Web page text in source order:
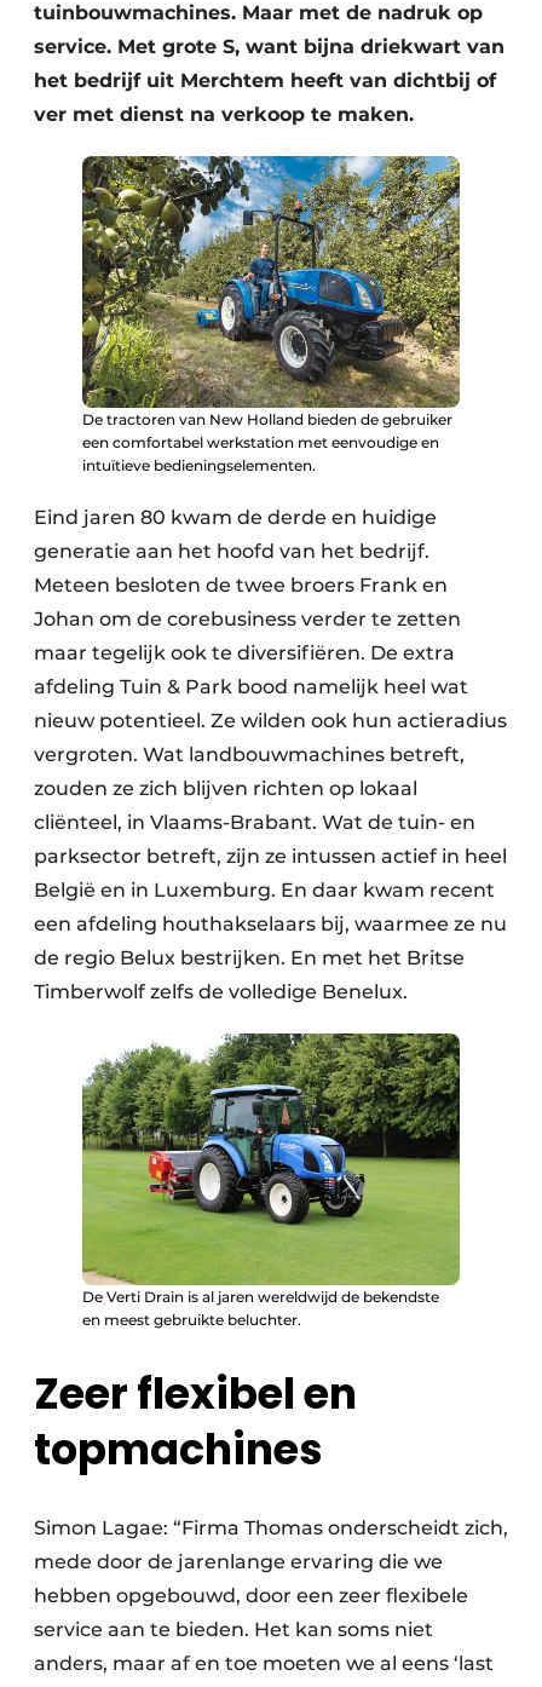
tuinbouwmachines. Maar met de nadruk op
service. Met grote S, want bijna driekwart van
het bedrijf uit Merchtem heeft van dichtbij of
ver met dienst na verkoop te maken.
De tractoren van New Holland bieden de gebruiker
een comfortabel werkstation met eenvoudige en
intuïtieve bedieningselementen.
Eind jaren 80 kwam de derde en huidige
generatie aan het hoofd van het bedrijf.
Meteen besloten de twee broers Frank en
Johan om de corebusiness verder te zetten
maar tegelijk ook te diversifiëren. De extra
afdeling Tuin & Park bood namelijk heel wat
nieuw potentieel. Ze wilden ook hun actieradius
vergroten. Wat landbouwmachines betreft,
zouden ze zich blijven richten op lokaal
cliënteel, in Vlaams-Brabant. Wat de tuin- en
parksector betreft, zijn ze intussen actief in heel
België en in Luxemburg. En daar kwam recent
een afdeling houthakselaars bij, waarmee ze nu
de regio Belux bestrijken. En met het Britse
Timberwolf zelfs de volledige Benelux.
De Verti Drain is al jaren wereldwijd de bekendste
en meest gebruikte beluchter.
Zeer flexibel en
topmachines
Simon Lagae: “Firma Thomas onderscheidt zich,
mede door de jarenlange ervaring die we
hebben opgebouwd, door een zeer flexibele
service aan te bieden. Het kan soms niet
anders, maar af en toe moeten we al eens ‘last